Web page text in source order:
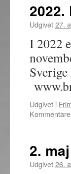
Udgivet27.
I 2022
Udgivet i
2.
Udgivet26.